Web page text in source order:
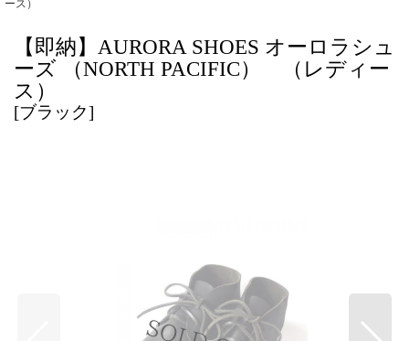
ース）
【即納】AURORA SHOES オーロラシュ
ーズ （NORTH PACIFIC） （レディー
ス）
[ブラック]